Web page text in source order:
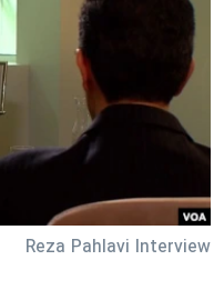
اسرائیل در جنگ
حمله جمهوری اسلامی به
ورزش زنان در ایران
اعتراضات زن، زندگی، آزادی
تریبونال مردمی آبان ۹۸
زبانهای مختلف
Reza Pahlavi Interview